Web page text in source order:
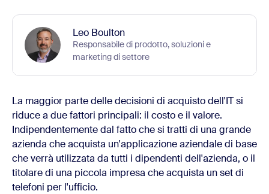
Leo Boulton
Responsabile di prodotto, soluzioni e
marketing di settore
La maggior parte delle decisioni di acquisto dell'IT si
riduce a due fattori principali: il costo e il valore.
Indipendentemente dal fatto che si tratti di una grande
azienda che acquista un'applicazione aziendale di base
che verrà utilizzata da tutti i dipendenti dell'azienda, o il
titolare di una piccola impresa che acquista un set di
telefoni per l'ufficio.